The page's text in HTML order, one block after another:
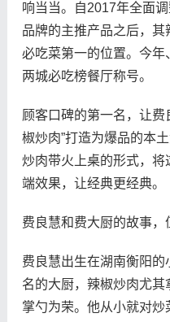
响当当。自2017年全面
品牌的主推产品之后，
必吃菜第一的位置。今年
两城必吃榜餐厅称号。
顾客口碑的第一名，让费
椒炒肉”打造为爆品的本
炒肉带火上桌的形式，
端效果，让经典更经典。
费良慧和费大厨的故事，
费良慧出生在湖南衡阳的
名的大厨，辣椒炒肉尤
掌勺为荣。他从小就对